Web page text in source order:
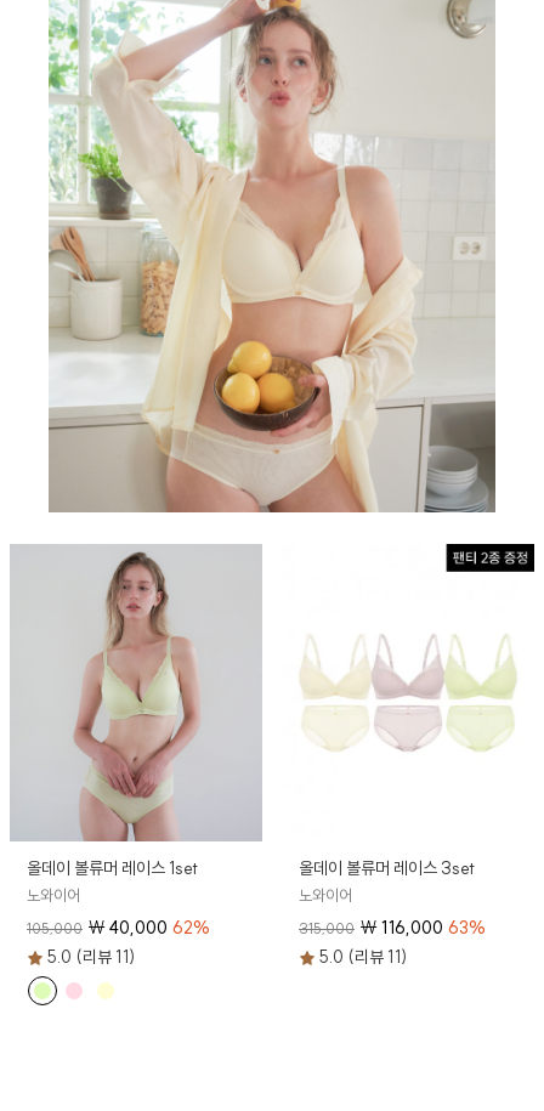
올데이 볼류머 레이스 1set
노와이어
105,000 ₩40,000 62%
5.0 (리뷰 11)
올데이 볼류머 레이스 3set
노와이어
315,000 ₩116,000 63%
5.0 (리뷰 11)